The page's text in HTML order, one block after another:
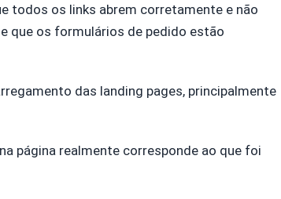
todos os links abrem corretamente e não
que os formulários de pedido estão
das landing pages, principalmente
página realmente corresponde ao que foi